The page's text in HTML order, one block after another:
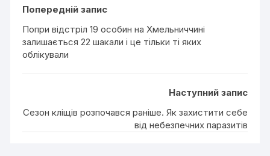
Попередній запис
Попри відстріл 19 особин на Хмельниччині
залишається 22 шакали і це тільки ті яких
облікували
Наступний запис
Сезон кліщів розпочався раніше. Як захистити себе
від небезпечних паразитів